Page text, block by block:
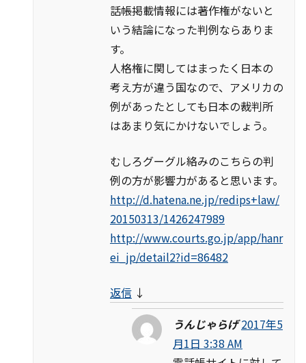
話帳掲載情報には著作権がないと
いう結論になった判例ならありま
す。
人格権に関してはまったく日本の
考え方が違う国なので、アメリカの
例があったとしても日本の裁判所
はあまり気にかけないでしょう。
むしろグーグル絡みのこちらの判
例の方が影響力があると思います。
http://d.hatena.ne.jp/redips+law/
20150313/1426247989
http://www.courts.go.jp/app/hanr
ei_jp/detail2?id=86482
返信 ↓
うんじゃらげ 2017年5
月1日 3:38 AM